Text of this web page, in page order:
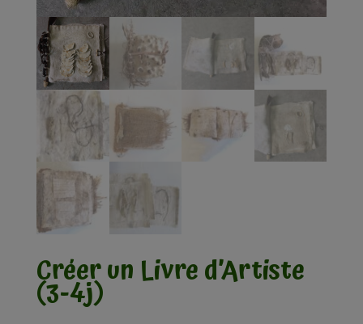
Créer un Livre d’Artiste
(3-4j)